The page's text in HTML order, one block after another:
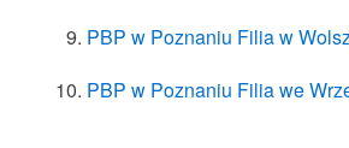
PBP w Poznaniu Filia w
PBP w Poznaniu Filia we